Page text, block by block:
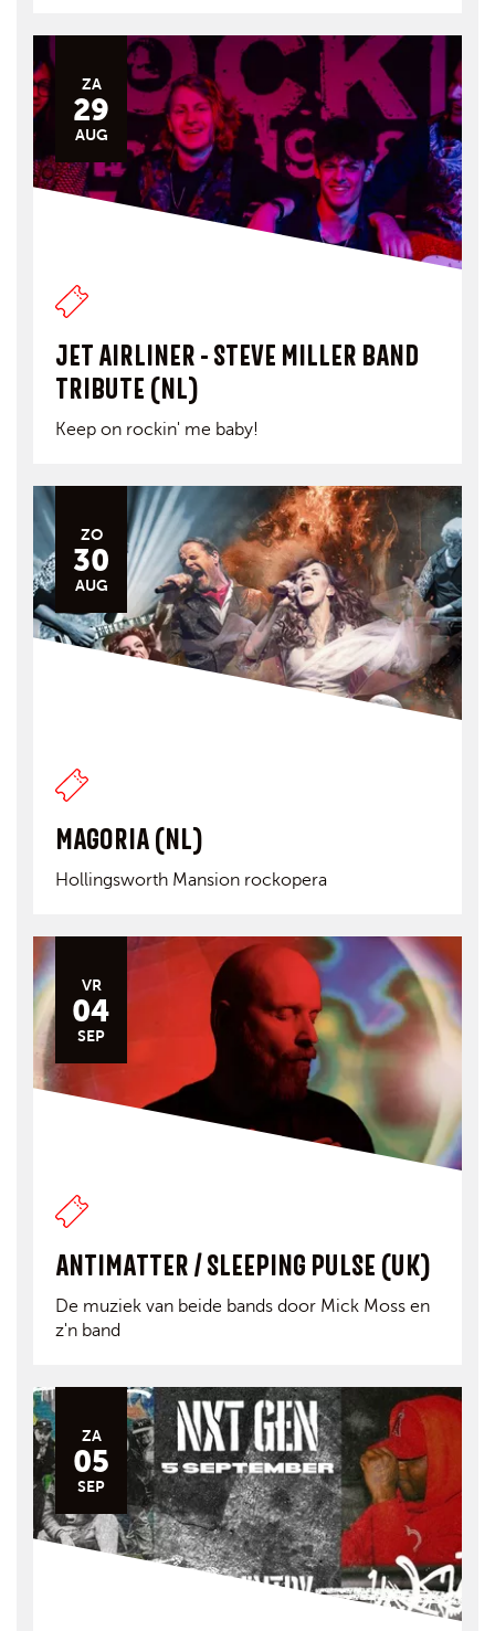
ZA
29
AUG
JET AIRLINER - STEVE MILLER BAND
TRIBUTE (NL)
Keep on rockin' me baby!
ZO
30
AUG
MAGORIA (NL)
Hollingsworth Mansion rockopera
VR
04
SEP
ANTIMATTER / SLEEPING PULSE (UK)
De muziek van beide bands door Mick Moss en
z'n band
ZA
05
SEP